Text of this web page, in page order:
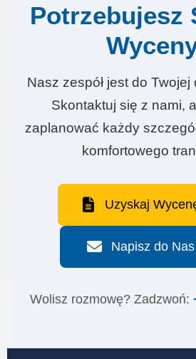
Potrzebujesz
Nasz zespół jest do
Skontaktuj się z nami,
zaplanować każdy
komfortowego
Uzyskaj
Napisz do Nas
Wolisz rozmowę? Zadzwoń: